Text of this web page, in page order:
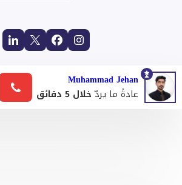
Muhammad Jehan
عادةً ما يردّخلال 5 دقائق